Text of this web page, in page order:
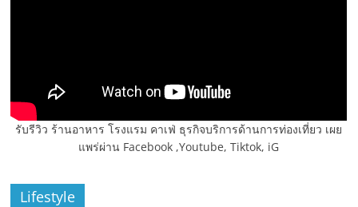
รับรีวิว ร้านอาหาร โรงแรม คาเฟ่ ธุรกิจบริการด้านการท่องเที่ยว เผย
แพร่ผ่าน Facebook ,Youtube, Tiktok, iG
Lifestyle